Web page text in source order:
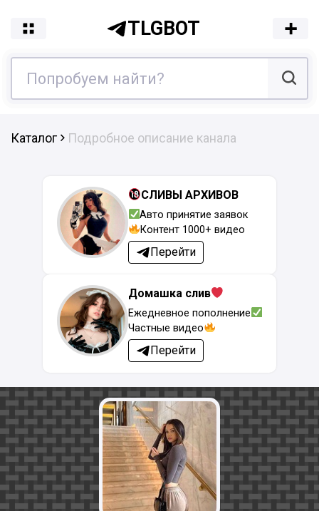
TLGBOT
Каталог Подробное описание канала
СЛИВЫ АРХИВОВ
Авто принятие заявок
Контент 1000+ видео
Перейти
Домашка слив
Ежедневное пополнение
Частные видео
Перейти